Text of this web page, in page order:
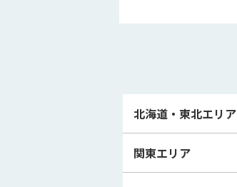
北海道・東北エリア
関東エリア